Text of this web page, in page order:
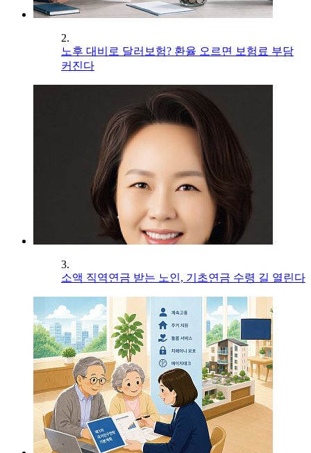
2.
노후 대비로 달러보험? 환율 오르면 보험료 부담
커진다
3.
소액 직역연금 받는 노인, 기초연금 수령 길 열린다